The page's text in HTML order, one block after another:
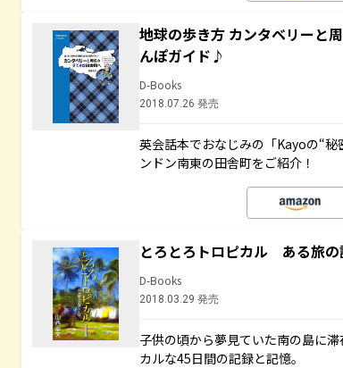
地球の歩き方 カンタベリーと
んぽガイド♪
D-Books
2018.07.26 発売
英会話本でおなじみの「Kayoの“
ンドン南東の田舎町をご紹介！
とろとろトロピカル ある旅
D-Books
2018.03.29 発売
子供の頃から夢見ていた南の島に
カルな45日間の記録と記憶。